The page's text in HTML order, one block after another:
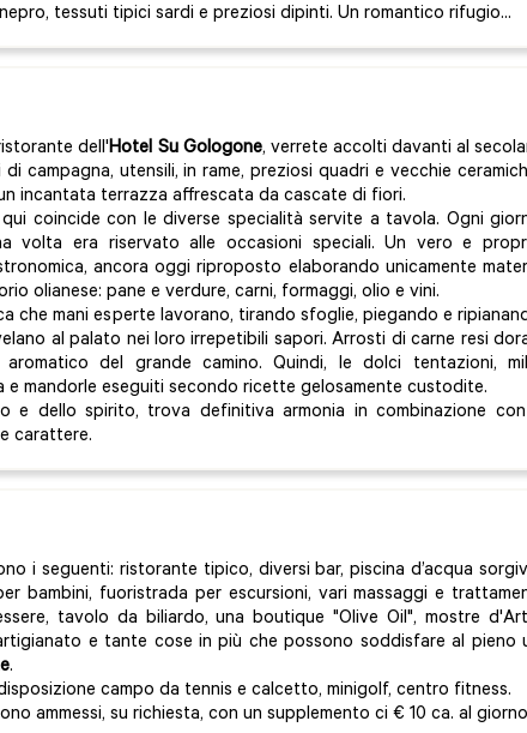
tessuti tipici sardi e preziosi dipinti. Un romantico rifugio...
dell'Hotel Su Gologone, verrete accolti davanti al
campagna, utensili, in rame, preziosi quadri e vecchie
incantata terrazza affrescata da cascate di fiori.
coincide con le diverse specialità servite a tavola. Ogni
volta era riservato alle occasioni speciali. Un vero e
ancora oggi riproposto elaborando unicamente
olianese: pane e verdure, carni, formaggi, olio e vini.
che mani esperte lavorano, tirando sfoglie, piegando e
al palato nei loro irrepetibili sapori. Arrosti di carne resi
del grande camino. Quindi, le dolci tentazioni,
mandorle eseguiti secondo ricette gelosamente custodite.
e dello spirito, trova definitiva armonia in combinazione con
carattere.
i seguenti: ristorante tipico, diversi bar, piscina d’acqua
bambini, fuoristrada per escursioni, vari massaggi e
tavolo da biliardo, una boutique "Olive Oil", mostre
e tante cose in più che possono soddisfare al pieno
.
campo da tennis e calcetto, minigolf, centro fitness.
ammessi, su richiesta, con un supplemento ci € 10 ca. al